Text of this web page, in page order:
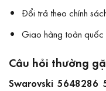
Đổi trả theo chính
Giao hàng toàn quốc
Câu hỏi thường
Swarovski 5648286